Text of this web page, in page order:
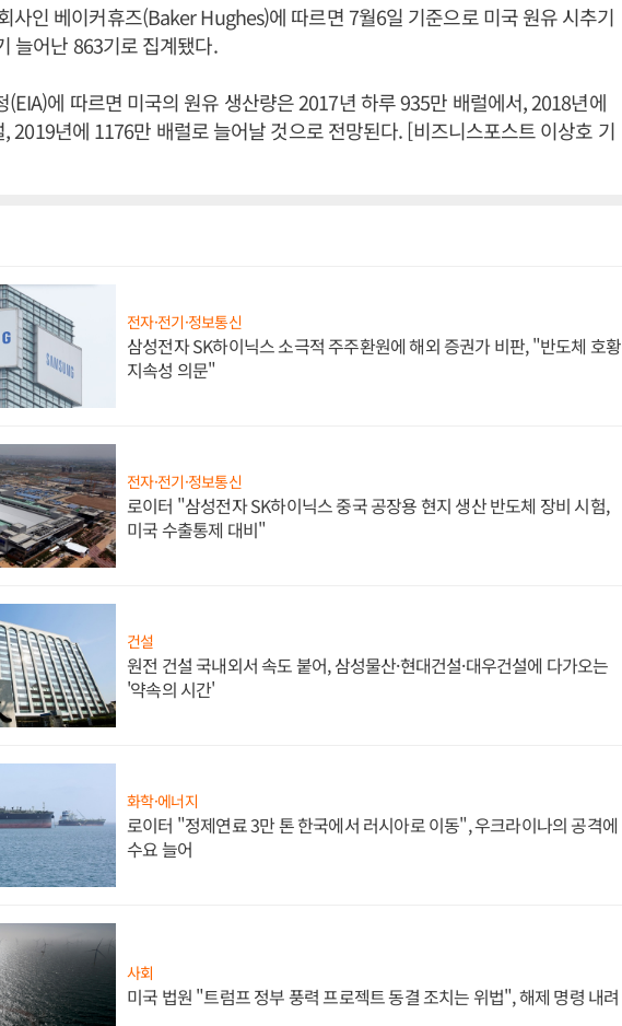
사인 베이커휴즈(Baker Hughes)에 따르면 7월6일 기준으로 미국 원유 시추기
늘어난 863기로 집계됐다.
(EIA)에 따르면 미국의 원유 생산량은 2017년 하루 935만 배럴에서, 2018년에
2019년에 1176만 배럴로 늘어날 것으로 전망된다. [비즈니스포스트 이상호 기
전자·전기·정보통신
삼성전자 SK하이닉스 소극적 주주환원에 해외 증권가 비판, "반도체 호황
지속성 의문"
전자·전기·정보통신
로이터 "삼성전자 SK하이닉스 중국 공장용 현지 생산 반도체 장비 시험,
미국 수출통제 대비"
건설
원전 건설 국내외서 속도 붙어, 삼성물산·현대건설·대우건설에 다가오는
'약속의 시간'
화학·에너지
로이터 "정제연료 3만 톤 한국에서 러시아로 이동", 우크라이나의 공격에
수요 늘어
사회
미국 법원 "트럼프 정부 풍력 프로젝트 동결 조치는 위법", 해제 명령 내려